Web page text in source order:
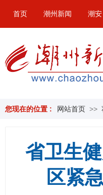
首页 潮州新闻 潮安
您现在的位置 : 网站首页 >>
省卫生
区紧